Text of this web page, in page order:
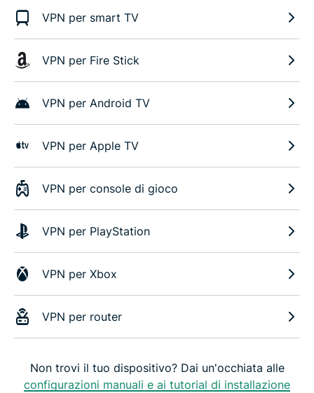
VPN per smart TV
VPN per Fire Stick
VPN per Android TV
VPN per Apple TV
VPN per console di gioco
VPN per PlayStation
VPN per Xbox
VPN per router
Non trovi il tuo dispositivo? Dai un'occhiata alle
configurazioni manuali e ai tutorial di installazione